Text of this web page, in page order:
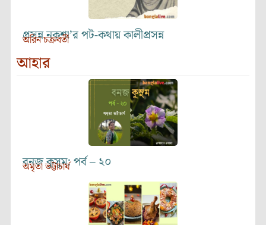
প্রসন্ন নকশা’র পট-কথায় কালীপ্রসন্ন
অরিন চক্রবর্তী
আহার
বনজ কুসুম: পর্ব – ২০
অমৃতা ভট্টাচার্য